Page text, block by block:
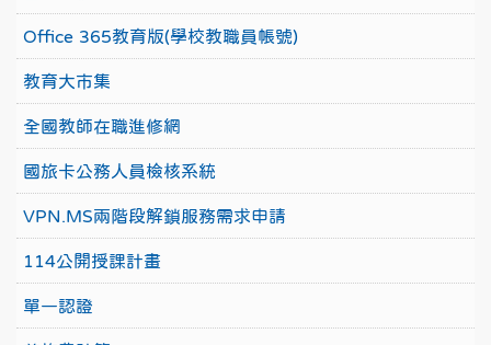
Office 365教育版(學校教職員帳號)
教育大市集
全國教師在職進修網
國旅卡公務人員檢核系統
VPN.MS兩階段解鎖服務需求申請
114公開授課計畫
單一認證